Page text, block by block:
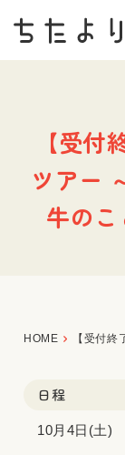
【受
ツアー
牛の
HOME
日程
10月4日(土)